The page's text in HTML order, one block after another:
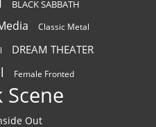
BLACK SABBATH
Classic Metal
DREAM THEATER
Female Fronted
Scene
Out